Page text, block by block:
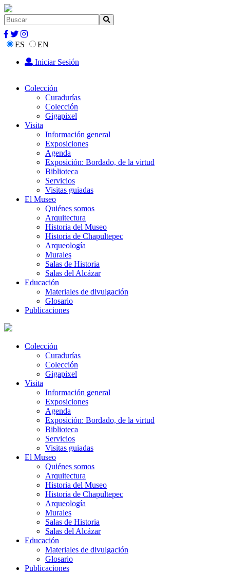
ES
EN
Iniciar Sesión
Colección
Curadurías
Colección
Gigapixel
Visita
Información general
Exposiciones
Agenda
Exposición: Bordado, de la virtud
Biblioteca
Servicios
Visitas guiadas
El Museo
Quiénes somos
Arquitectura
Historia del Museo
Historia de Chapultepec
Arqueología
Murales
Salas de Historia
Salas del Alcázar
Educación
Materiales de divulgación
Glosario
Publicaciones
Colección
Curadurías
Colección
Gigapixel
Visita
Información general
Exposiciones
Agenda
Exposición: Bordado, de la virtud
Biblioteca
Servicios
Visitas guiadas
El Museo
Quiénes somos
Arquitectura
Historia del Museo
Historia de Chapultepec
Arqueología
Murales
Salas de Historia
Salas del Alcázar
Educación
Materiales de divulgación
Glosario
Publicaciones